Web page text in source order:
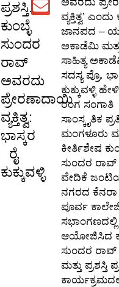
ಪ್ರಶಸ್ತಿ.
ಕುಂಬ್ಳೆ
ಸುಂದರ
ರಾವ್
ಅವರದು
ಪ್ರೇರಣಾದಾಯಿ
ವ್ಯಕ್ತಿತ್ವ:
ಭಾಸ್ಕರ
ರೈ
ಕುಕ್ಕುವಳ್ಳಿ
ವ್ಯಕ್ತಿತ್ವ’
ಜಾನಪದ –
ಅಕಾಡೆಮಿ
ಸಾಹಿತ್ಯ
ಸದಸ್ಯ ಪ್ರೊ.
ಕುಕ್ಕುವಳ್ಳಿ
ರಂಗ ಸಂಗಾತಿ
ಸಾಂಸ್ಕೃತಿಕ
ಮಂಗಳೂರು
ಕೀರ್ತಿಶೇಷ
ಸುಂದರ ರಾವ್
ವೇದಿಕೆ
ನಗರದ
ಪೂರ್ವ
ಸಭಾಂಗಣದಲ್ಲಿ
ಆಯೋಜಿಸಿದ
ಸುಂದರ ರಾವ್
ಮತ್ತು ಪ್ರಶಸ್ತಿ